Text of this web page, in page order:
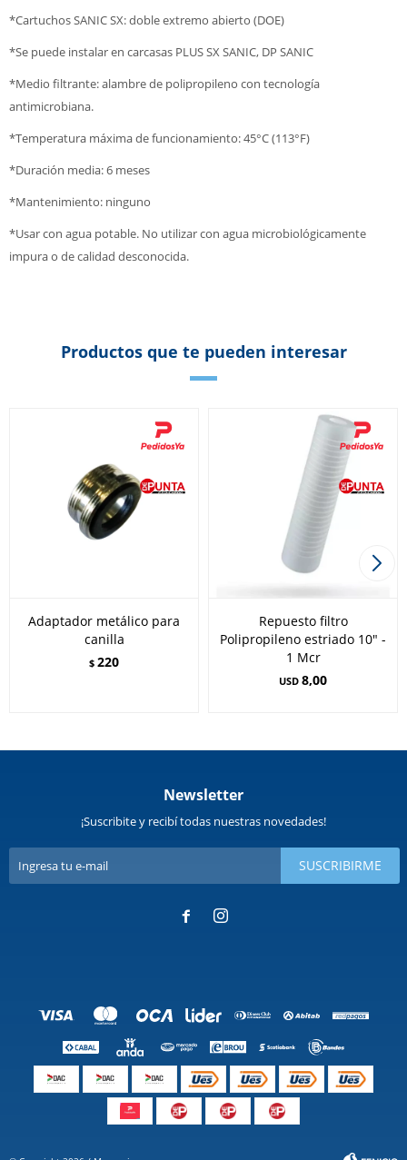
*Cartuchos SANIC SX: doble extremo abierto (DOE)
*Se puede instalar en carcasas PLUS SX SANIC, DP SANIC
*Medio filtrante: alambre de polipropileno con tecnología
antimicrobiana.
*Temperatura máxima de funcionamiento: 45°C (113°F)
*Duración media: 6 meses
*Mantenimiento: ninguno
*Usar con agua potable. No utilizar con agua microbiológicamente
impura o de calidad desconocida.
Productos que te pueden interesar
Adaptador metálico para
canilla
$ 220
Repuesto filtro
Polipropileno estriado 10" -
1 Mcr
USD 8,00
Newsletter
¡Suscribite y recibí todas nuestras novedades!
SUSCRIBIRME
 